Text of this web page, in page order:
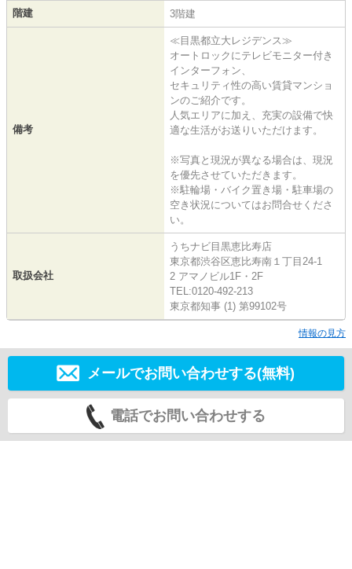
階建 3階建
備考
≪目黒都立大レジデンス≫
オートロックにテレビモニター付き
インターフォン、
セキュリティ性の高い賃貸マンショ
ンのご紹介です。
人気エリアに加え、充実の設備で快
適な生活がお送りいただけます。
※写真と現況が異なる場合は、現況
を優先させていただきます。
※駐輪場・バイク置き場・駐車場の
空き状況についてはお問合せくださ
い。
取扱会社
うちナビ目黒恵比寿店
東京都渋谷区恵比寿南１丁目24-1
2 アマノビル1F・2F
TEL:0120-492-213
東京都知事 (1) 第99102号
情報の見方
メールでお問い合わせする(無料)
電話でお問い合わせする